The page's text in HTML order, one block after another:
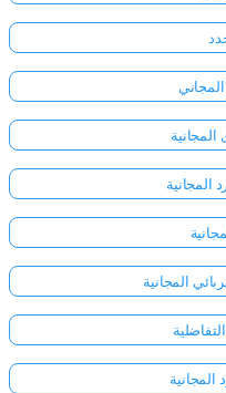
المجانية
المجانية
المجانية